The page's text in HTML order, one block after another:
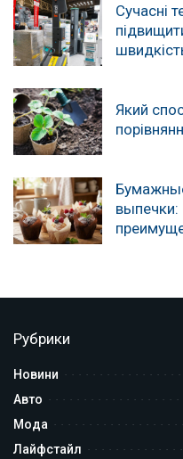
Сучасні
Який
выпечки:
Рубрики
Новини
Авто
Мода
Лайфстайл